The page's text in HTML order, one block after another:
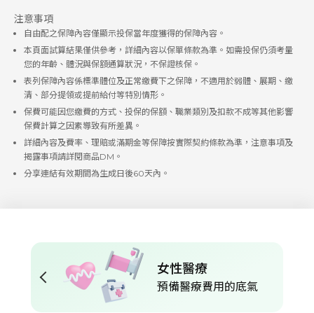
注意事項
自由配之保障內容僅顯示投保當年度獲得的保障內容。
本頁面試算結果僅供參考，詳細內容以保單條款為準。如需投保仍須考量
您的年齡、體況與保額通算狀況，不保證核保。
表列保障內容係標準體位及正常繳費下之保障，不適用於弱體、展期、繳
清、部分提領或提前給付等特別情形。
保費可能因您繳費的方式、投保的保額、職業類別及扣款不成等其他影響
保費計算之因素導致有所差異。
詳細內容及費率、理賠或滿期金等保障按實際契約條款為準，注意事項及
揭露事項請詳閱商品DM。
分享連結有效期間為生成日後60天內。
女性醫療
預備醫療費用的底氣